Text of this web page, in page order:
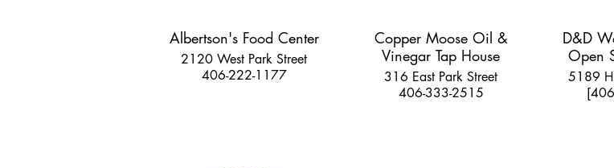
Albertson's Food Center
2120 West Park Street
406-222-1177
Copper Moose Oil &
Vinegar Tap House
316 East Park Street
406-333-2515
D&D
Open
5189